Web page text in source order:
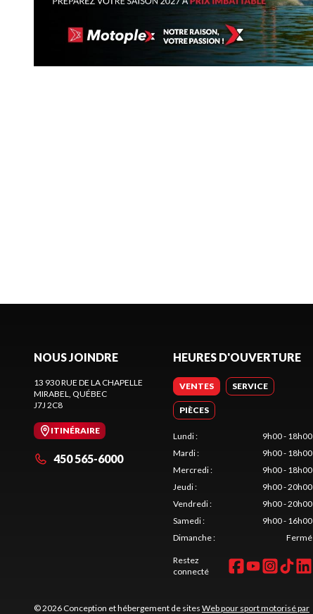
NOUS JOINDRE
13 930 RUE DE LA CHAPELLE
MIRABEL, QUÉBEC
J7J 2C8
ITINÉRAIRE
450 565-6000
HEURES D'OUVERTURE
VENTES SERVICE
PIÈCES
Lundi:
9h00 - 18h00
Mardi:
9h00 - 18h00
Mercredi:
9h00 - 18h00
Jeudi:
9h00 - 20h00
Vendredi:
9h00 - 20h00
Samedi:
9h00 - 16h00
Dimanche: Fermé
Restez
connecté
© 2026 Conception et hébergement de sites Web pour sport motorisé par